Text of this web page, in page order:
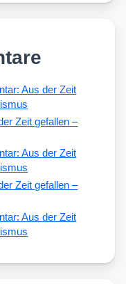
Aus der Zeit
Zeit gefallen –
Aus der Zeit
Zeit gefallen –
Aus der Zeit